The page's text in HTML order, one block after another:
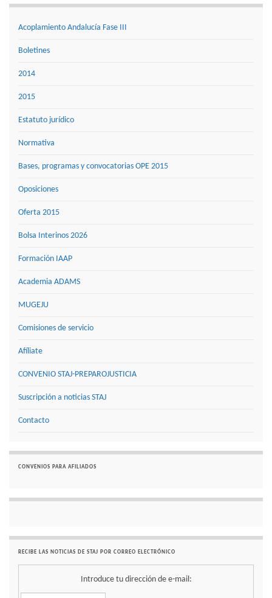
Acoplamiento Andalucía Fase III
Boletines
2014
2015
Estatuto jurídico
Normativa
Bases, programas y convocatorias OPE 2015
Oposiciones
Oferta 2015
Bolsa Interinos 2026
Formación IAAP
Academia ADAMS
MUGEJU
Comisiones de servicio
Afíliate
CONVENIO STAJ-PREPAROJUSTICIA
Suscripción a noticias STAJ
Contacto
CONVENIOS PARA AFILIADOS
RECIBE LAS NOTICIAS DE STAJ POR CORREO ELECTRÓNICO
Introduce tu dirección de e-mail: